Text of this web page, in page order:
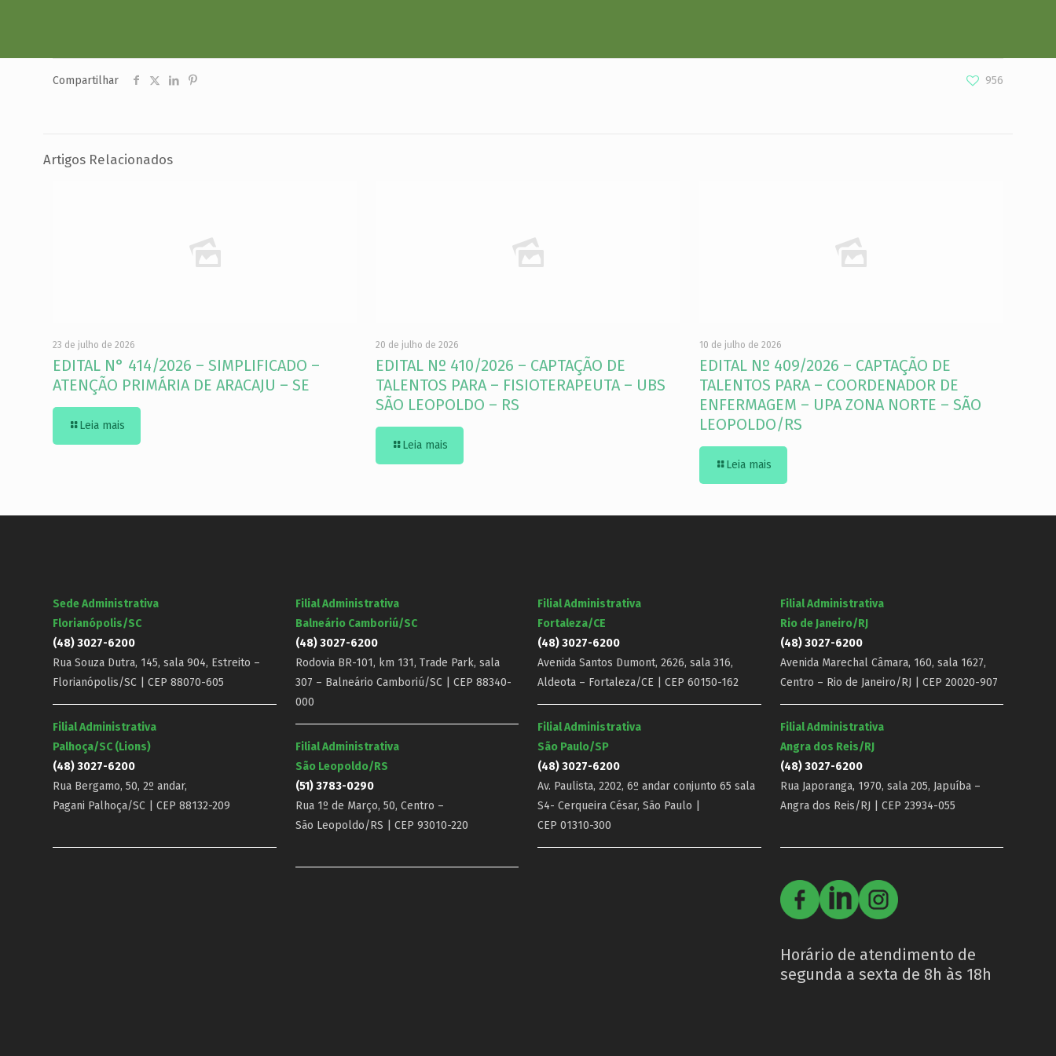
Compartilhar 956
Artigos Relacionados
23 de julho de 2026
EDITAL N° 414/2026 – SIMPLIFICADO –
ATENÇÃO PRIMÁRIA DE ARACAJU – SE
Leia mais
20 de julho de 2026
EDITAL Nº 410/2026 – CAPTAÇÃO DE
TALENTOS PARA – FISIOTERAPEUTA – UBS
SÃO LEOPOLDO – RS
Leia mais
10 de julho de 2026
EDITAL Nº 409/2026 – CAPTAÇÃO DE
TALENTOS PARA – COORDENADOR DE
ENFERMAGEM – UPA ZONA NORTE – SÃO
LEOPOLDO/RS
Leia mais
Sede Administrativa
Florianópolis/SC
(48) 3027-6200
Rua Souza Dutra, 145, sala 904, Estreito –
Florianópolis/SC | CEP 88070-605
Filial Administrativa
Palhoça/SC (Lions)
(48) 3027-6200
Rua Bergamo, 50, 2º andar,
Pagani Palhoça/SC | CEP 88132-209
Filial Administrativa
Balneário Camboriú/SC
(48) 3027-6200
Rodovia BR-101, km 131, Trade Park, sala
307 – Balneário Camboriú/SC | CEP 88340-
000
Filial Administrativa
São Leopoldo/RS
(51) 3783-0290
Rua 1º de Março, 50, Centro –
São Leopoldo/RS | CEP 93010-220
Filial Administrativa
Fortaleza/CE
(48) 3027-6200
Avenida Santos Dumont, 2626, sala 316,
Aldeota – Fortaleza/CE | CEP 60150-162
Filial Administrativa
São Paulo/SP
(48) 3027-6200
Av. Paulista, 2202, 6º andar conjunto 65 sala
S4- Cerqueira César, São Paulo |
CEP 01310-300
Filial Administrativa
Rio de Janeiro/RJ
(48) 3027-6200
Avenida Marechal Câmara, 160, sala 1627,
Centro – Rio de Janeiro/RJ | CEP 20020-907
Filial Administrativa
Angra dos Reis/RJ
(48) 3027-6200
Rua Japoranga, 1970, sala 205, Japuíba –
Angra dos Reis/RJ | CEP 23934-055
Horário de atendimento de
segunda a sexta de 8h às 18h